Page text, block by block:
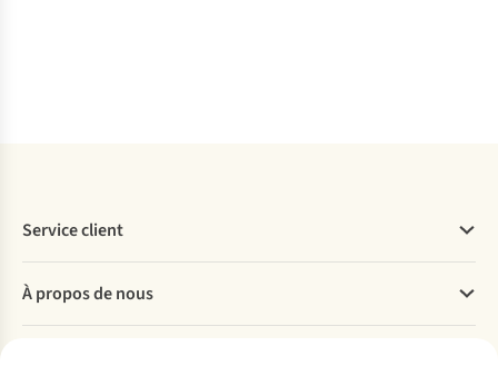
Service client
Commander
Payer
À propos de nous